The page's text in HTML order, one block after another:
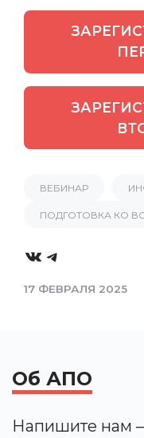
ВЕБИНАР
ПОДГОТОВКА КО
VKTelegram
17 ФЕВРАЛЯ 2025
Об АПО
Напишите нам